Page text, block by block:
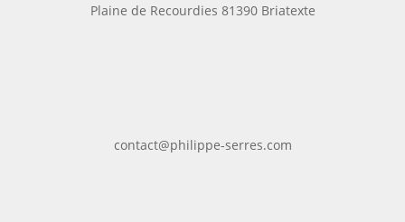
Plaine de Recourdies 81390 Briatexte
contact@philippe-serres.com